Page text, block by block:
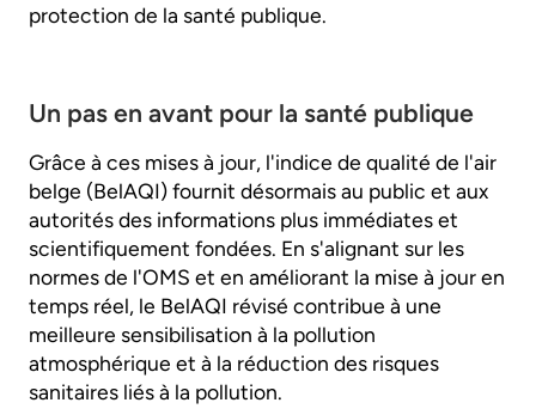
protection de la santé publique.
Un pas en avant pour la santé publique
Grâce à ces mises à jour, l'indice de qualité de l'air
belge (BelAQI) fournit désormais au public et aux
autorités des informations plus immédiates et
scientifiquement fondées. En s'alignant sur les
normes de l'OMS et en améliorant la mise à jour en
temps réel, le BelAQI révisé contribue à une
meilleure sensibilisation à la pollution
atmosphérique et à la réduction des risques
sanitaires liés à la pollution.